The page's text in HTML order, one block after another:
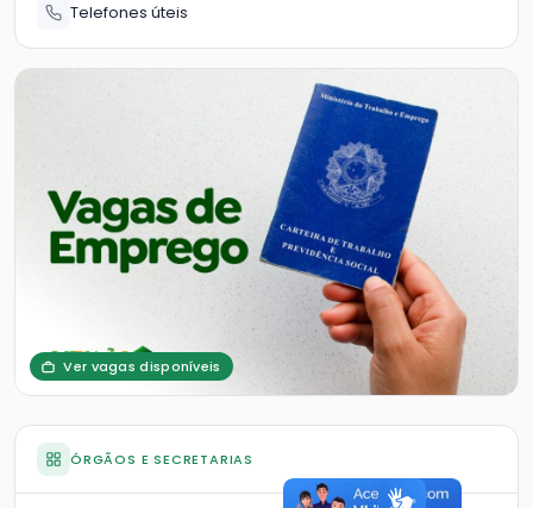
Telefones úteis
Ver vagas disponíveis
ÓRGÃOS E SECRETARIAS